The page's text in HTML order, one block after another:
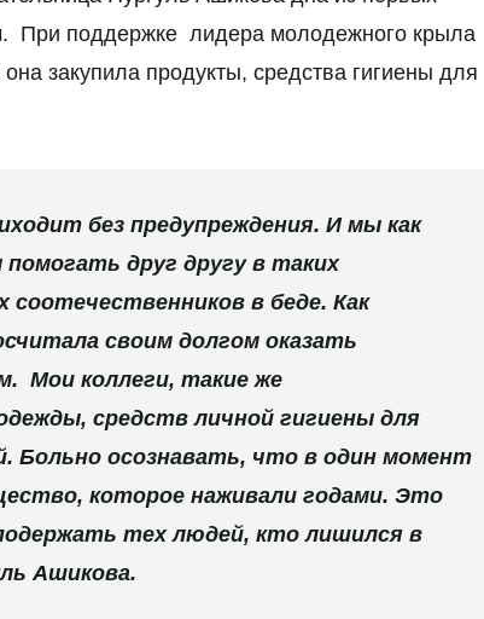
При поддержке лидера молодежного крыла
закупила продукты, средства гигиены для
без предупреждения. И мы как
друг другу в таких
в беде. Как
своим долгом оказать
Мои коллеги, такие же
средств личной гигиены для
Больно осознавать, что в один момент
которое наживали годами. Это
тех людей, кто лишился в
Ашикова.